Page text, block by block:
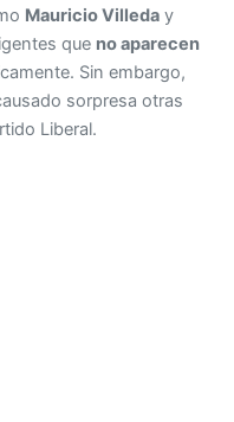
Mauricio Villeda y
que no aparecen
Sin embargo,
sorpresa otras
Liberal.